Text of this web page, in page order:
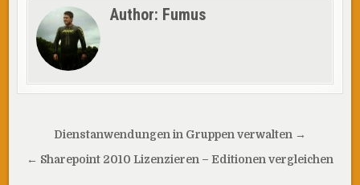
Author: Fumus
Beitragsnavigation
Dienstanwendungen in Gruppen verwalten →
← Sharepoint 2010 Lizenzieren – Editionen vergleichen